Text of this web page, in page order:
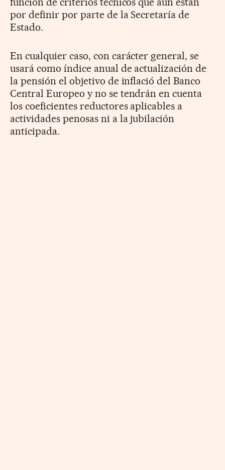
por definir por parte de la Secretaría de
Estado.
En cualquier caso, con carácter general, se
usará como índice anual de actualización de
la pensión el objetivo de inflació del Banco
Central Europeo y no se tendrán en cuenta
los coeficientes reductores aplicables a
actividades penosas ni a la jubilación
anticipada.